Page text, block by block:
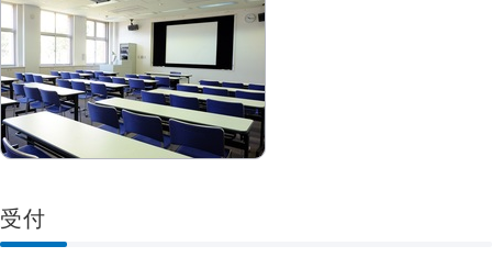
受付